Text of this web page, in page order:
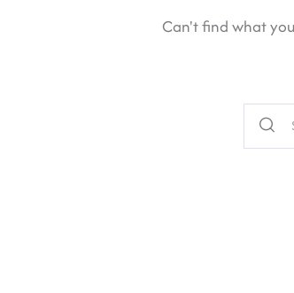
Can't find what